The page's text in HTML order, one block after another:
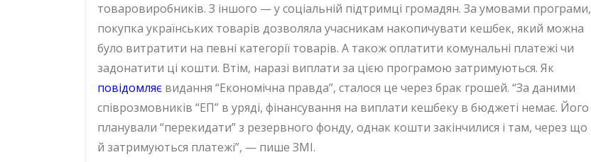
товаровиробників. З іншого — у соціальній підтримці громадян. За умовами програми,
покупка українських товарів дозволяла учасникам накопичувати кешбек, який можна
було витратити на певні категорії товарів. А також оплатити комунальні платежі чи
задонатити ці кошти. Втім, наразі виплати за цією програмою затримуються. Як
повідомляє видання “Економічна правда”, сталося це через брак грошей. “За даними
співрозмовників “ЕП” в уряді, фінансування на виплати кешбеку в бюджеті немає. Його
планували “перекидати” з резервного фонду, однак кошти закінчилися і там, через що
й затримуються платежі”, — пише ЗМІ.